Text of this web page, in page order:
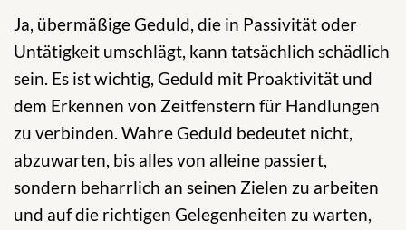
Ja, übermäßige Geduld, die in Passivität oder
Untätigkeit umschlägt, kann tatsächlich schädlich
sein. Es ist wichtig, Geduld mit Proaktivität und
dem Erkennen von Zeitfenstern für Handlungen
zu verbinden. Wahre Geduld bedeutet nicht,
abzuwarten, bis alles von alleine passiert,
sondern beharrlich an seinen Zielen zu arbeiten
und auf die richtigen Gelegenheiten zu warten,